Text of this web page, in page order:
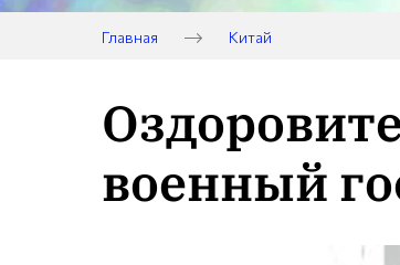
Главная Китай
военный